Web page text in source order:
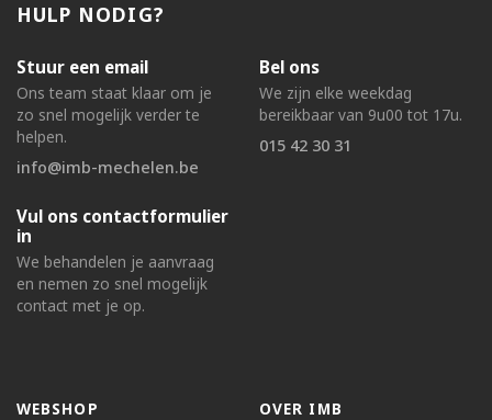
HULP NODIG?
Stuur een email
Ons team staat klaar om je
zo snel mogelijk verder te
helpen.
info@imb-mechelen.be
Bel ons
We zijn elke weekdag
bereikbaar van 9u00 tot 17u.
015 42 30 31
Vul ons contactformulier
in
We behandelen je aanvraag
en nemen zo snel mogelijk
contact met je op.
WEBSHOP OVER IMB